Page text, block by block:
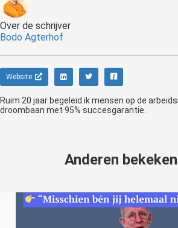
Over de schrijver
Bodo Agterhof
Website
Ruim 20 jaar begeleid ik mensen op de
droombaan met 95% succesgarantie.
Anderen